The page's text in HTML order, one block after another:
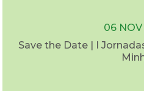
06
Save the Date | I